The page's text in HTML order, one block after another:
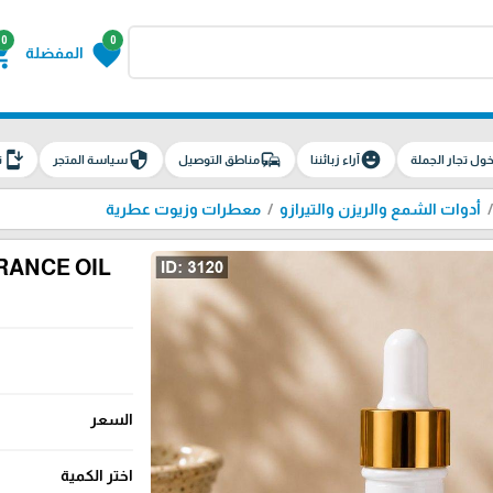
0
favorite المفضلة
0
تجار الجملة emoji_emotionsآراء زبائننا commuteمناطق التوصيل securityسياسة المتجر install_mobile
أدوات الشمع والريزن والتيرازو معطرات وزيوت عطرية
OIL
السعر
اختر الكمية